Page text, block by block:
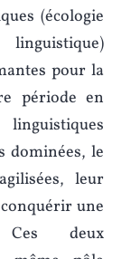
(écologie
pour la
période en
dominées, le
leur
une
Ces deux